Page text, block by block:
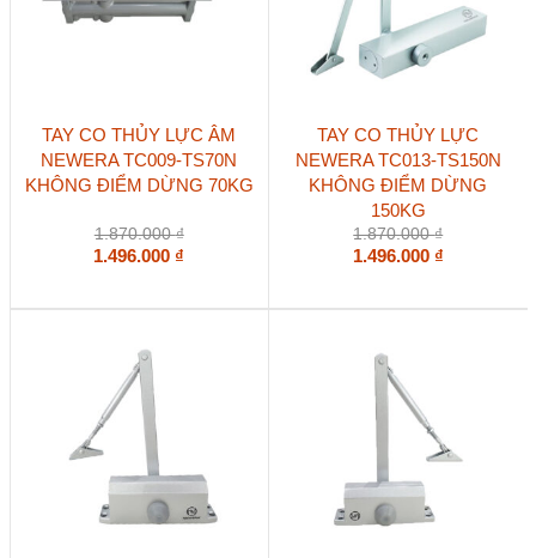
TAY CO THỦY LỰC ÂM
NEWERA TC009-TS70N
KHÔNG ĐIỂM DỪNG 70KG
1.870.000₫
1.496.000 ₫
TAY CO THỦY LỰC
NEWERA TC013-TS150N
KHÔNG ĐIỂM DỪNG
150KG
1.870.000₫
1.496.000 ₫